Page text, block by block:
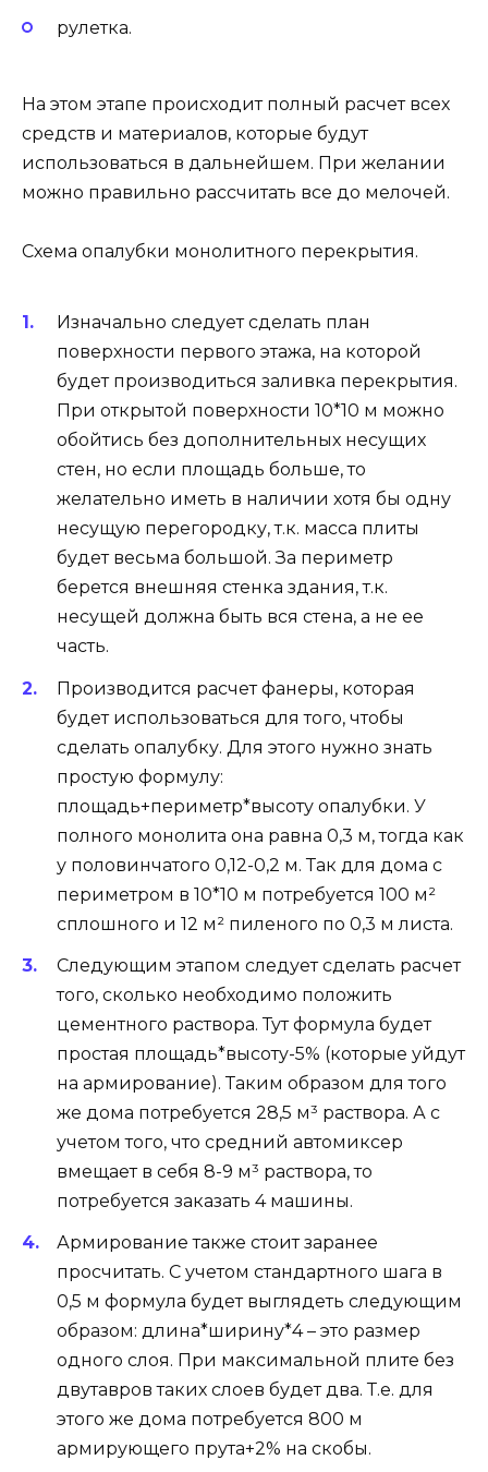
рулетка.
На этом этапе происходит полный расчет всех
средств и материалов, которые будут
использоваться в дальнейшем. При желании
можно правильно рассчитать все до мелочей.
Схема опалубки монолитного перекрытия.
Изначально следует сделать план
поверхности первого этажа, на которой
будет производиться заливка перекрытия.
При открытой поверхности 10*10 м можно
обойтись без дополнительных несущих
стен, но если площадь больше, то
желательно иметь в наличии хотя бы одну
несущую перегородку, т.к. масса плиты
будет весьма большой. За периметр
берется внешняя стенка здания, т.к.
несущей должна быть вся стена, а не ее
часть.
Производится расчет фанеры, которая
будет использоваться для того, чтобы
сделать опалубку. Для этого нужно знать
простую формулу:
площадь+периметр*высоту опалубки. У
полного монолита она равна 0,3 м, тогда как
у половинчатого 0,12-0,2 м. Так для дома с
периметром в 10*10 м потребуется 100 м²
сплошного и 12 м² пиленого по 0,3 м листа.
Следующим этапом следует сделать расчет
того, сколько необходимо положить
цементного раствора. Тут формула будет
простая площадь*высоту-5% (которые уйдут
на армирование). Таким образом для того
же дома потребуется 28,5 м³ раствора. А с
учетом того, что средний автомиксер
вмещает в себя 8-9 м³ раствора, то
потребуется заказать 4 машины.
Армирование также стоит заранее
просчитать. С учетом стандартного шага в
0,5 м формула будет выглядеть следующим
образом: длина*ширину*4 – это размер
одного слоя. При максимальной плите без
двутавров таких слоев будет два. Т.е. для
этого же дома потребуется 800 м
армирующего прута+2% на скобы.